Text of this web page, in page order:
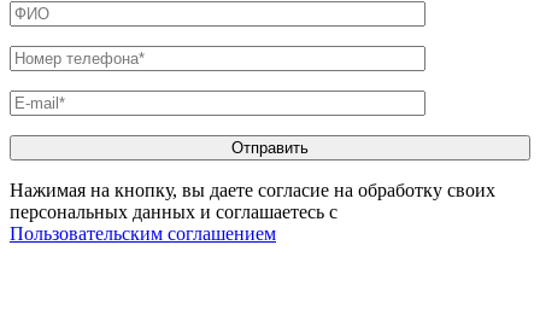
Нажимая на кнопку, вы даете согласие на обработку своих
персональных данных и соглашаетесь с
Пользовательским соглашением